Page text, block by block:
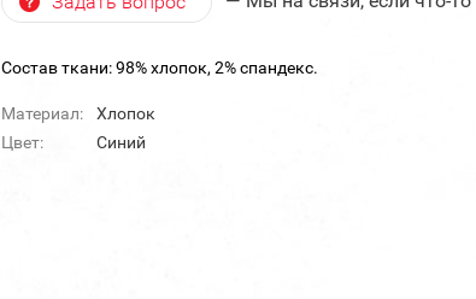
Состав ткани: 98% хлопок, 2% спандекс.
Материал:
Хлопок
Цвет:
Синий